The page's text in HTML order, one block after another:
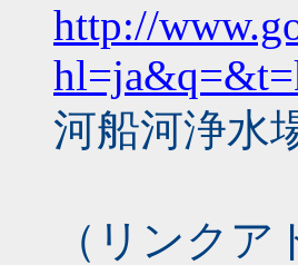
http://
河船河浄水
（リンク